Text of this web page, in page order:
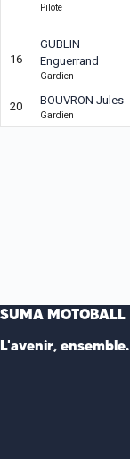
Pilote
16
GUBLIN
Enguerrand
Gardien
20 BOUVRON Jules
Gardien
SUMA MOTOBALL
L'avenir, ensemble.